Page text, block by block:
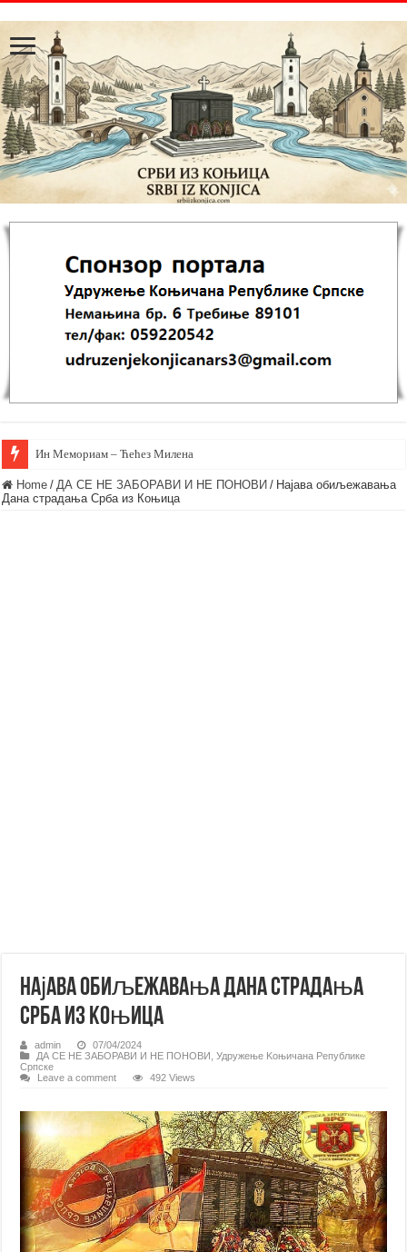
Ин Мемориам – Ћећез Милена
Home / ДА СЕ НЕ ЗАБОРАВИ И НЕ ПОНОВИ / Најава обиљежавања
Дана страдања Срба из Коњица
Најава обиљежавања Дана страдања
Срба из Коњица
admin
07/04/2024
ДА СЕ НЕ ЗАБОРАВИ И НЕ ПОНОВИ ,Удружење Kоњичана Републике
Српске
Leave a comment
492 Views